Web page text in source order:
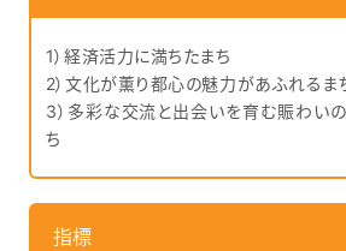
1）経済活力に満ちたまち
2）文化が薫り都心の魅力があふれるま
3）多彩な交流と出会いを育む賑わい
ち
指標